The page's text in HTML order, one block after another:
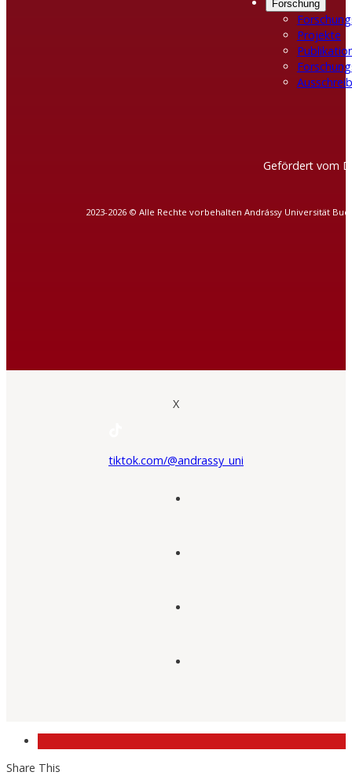
Forschung
Projekte
Gefördert vom
2023-2026 © Alle Rechte vorbehalten Andrássy Universität
X
tiktok.com/@andrassy_uni
Share This